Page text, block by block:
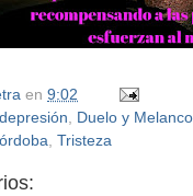
en 9:02
depresión Duelo y
Tristeza